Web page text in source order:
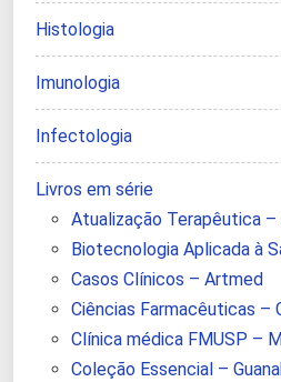
Histologia
Imunologia
Infectologia
Livros em série
Atualização Terapêutica
Biotecnologia Aplicada à
Casos Clínicos – Artmed
Ciências Farmacêuticas –
Clínica médica FMUSP –
Coleção Essencial –